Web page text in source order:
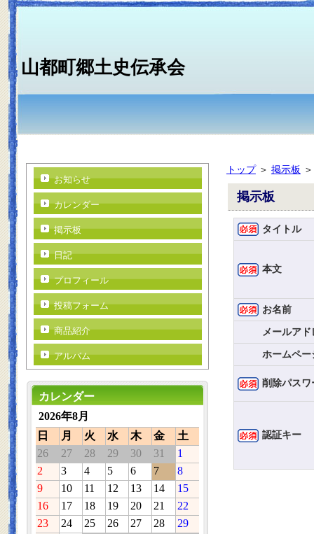
山都町郷土史伝承会
トップ＞ 掲示板
掲示板
タイトル
本文
お名前
メールアド
ホームペー
削除パスワ
認証キー
お知らせ
カレンダー
掲示板
日記
プロフィール
投稿フォーム
商品紹介
アルバム
カレンダー
2026年8月
日
月 火 水 木 金
土
26
27 28 29 30 31
1
2
3 4 5 6 7
8
9
10 11 12 13 14
15
16
17 18 19 20 21
22
23
24 25 26 27 28
29